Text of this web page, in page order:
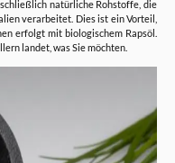
natürliche Rohstoffe, die
verarbeitet. Dies ist ein Vorteil,
erfolgt mit biologischem Rapsöl.
landet, was Sie möchten.